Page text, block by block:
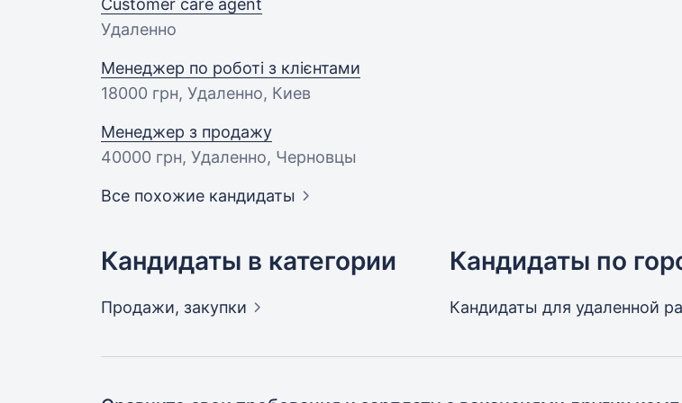
Customer care agent
Удаленно
Менеджер по роботі з клієнтами
18000 грн, Удаленно, Киев
Менеджер з продажу
40000 грн, Удаленно, Черновцы
Все похожие кандидаты
Кандидаты в категории
Продажи, закупки
Кандидаты по
Кандидаты для удаленной